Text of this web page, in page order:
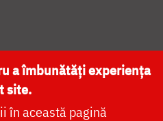
NAȚIONALĂ
a îmbunătăți experiența
site.
în această pagină